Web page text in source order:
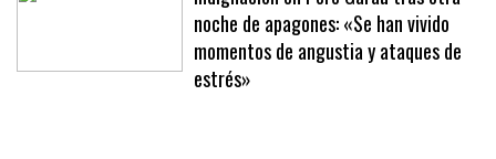
Indignación en Pere Garau tras otra
noche de apagones: «Se han vivido
momentos de angustia y ataques de